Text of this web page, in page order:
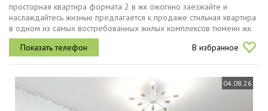
просторная квартира формата 2 в жк ожогино заезжайте и
наслаждайтесь жизнью предлагается к продаже стильная квартира
в одном из самых востребованных жилых комплексов тюмени жк
ожогино. это идеальный вариант для тех, кто ценит комфорт,
эстетику и...
В избранное
04.08.26